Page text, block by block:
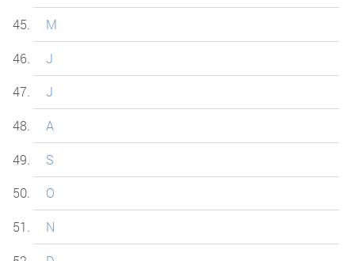
M
J
J
A
S
O
N